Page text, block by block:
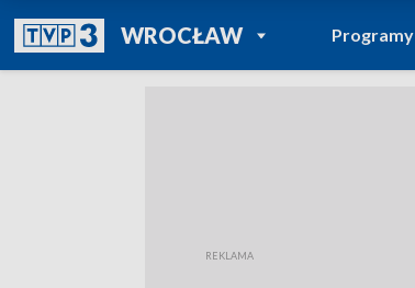
WROCŁAWPOWRÓT DO
TVP REGIONY
Programy